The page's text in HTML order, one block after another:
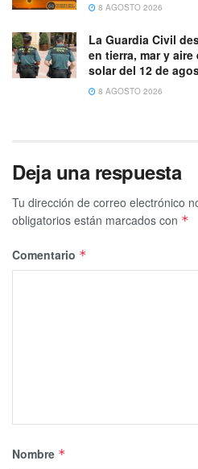
8 AGOSTO 2026
La Guardia Civil
en tierra, mar y
solar del 12 de
8 AGOSTO 2026
Deja una respuesta
Tu dirección de correo electrónico
obligatorios están marcados con *
Comentario *
Nombre *